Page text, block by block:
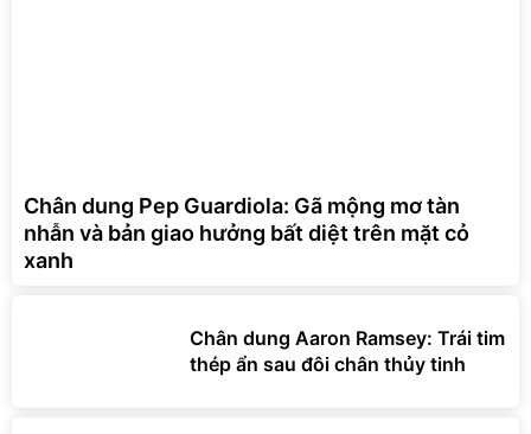
Chân dung Pep Guardiola: Gã mộng mơ tàn
nhẫn và bản giao hưởng bất diệt trên mặt cỏ
xanh
Chân dung Aaron Ramsey: Trái tim
thép ẩn sau đôi chân thủy tinh